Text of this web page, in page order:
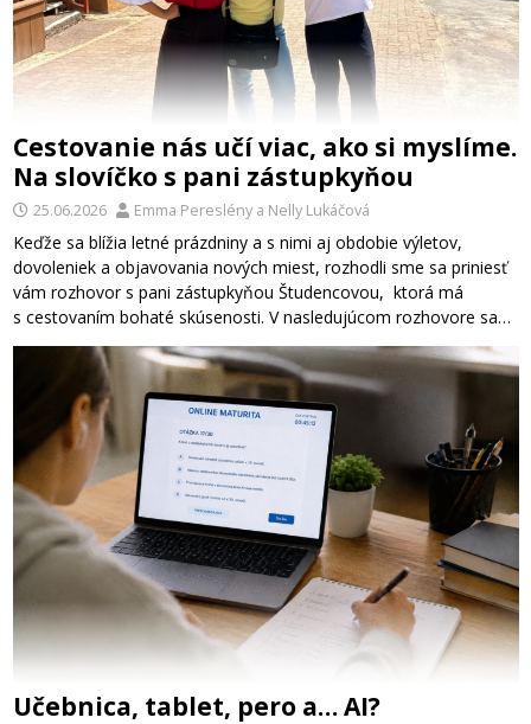
Cestovanie nás učí viac, ako si myslíme.
Na slovíčko s pani zástupkyňou
25.06.2026 Emma Pereslénya Nelly Lukáčová
Keďže sa blížia letné prázdniny a s nimi aj obdobie výletov,
dovoleniek a objavovania nových miest, rozhodli sme sa priniesť
vám rozhovor s pani zástupkyňou Študencovou, ktorá má
s cestovaním bohaté skúsenosti. V nasledujúcom rozhovore sa…
Učebnica, tablet, pero a… AI?